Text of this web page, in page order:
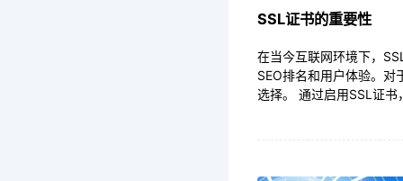
SSL证书的重要性
在当今互联网环境下，
SEO排名和用户体验。
选择。 通过启用SSL证